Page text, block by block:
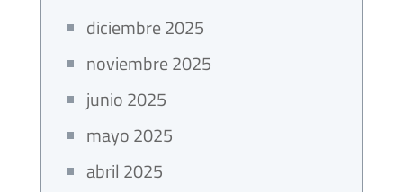
diciembre 2025
noviembre 2025
junio 2025
mayo 2025
abril 2025